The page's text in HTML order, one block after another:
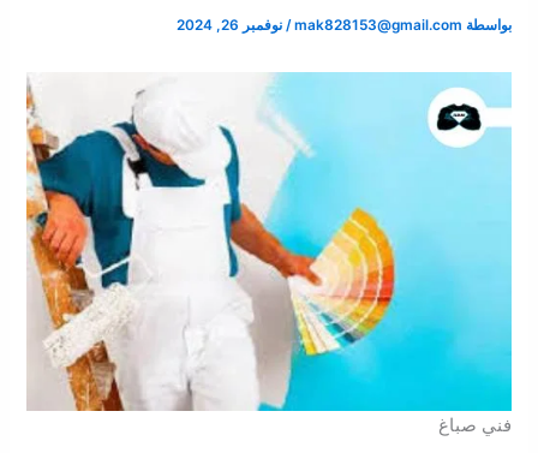
بواسطة mak828153@gmail.com
/نوفمبر 26, 2024
فني صباغ